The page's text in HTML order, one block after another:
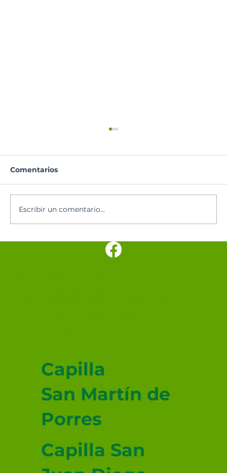
Comentarios
Escribir un comentario...
Capilla
San Martín de
Porres
Capilla San